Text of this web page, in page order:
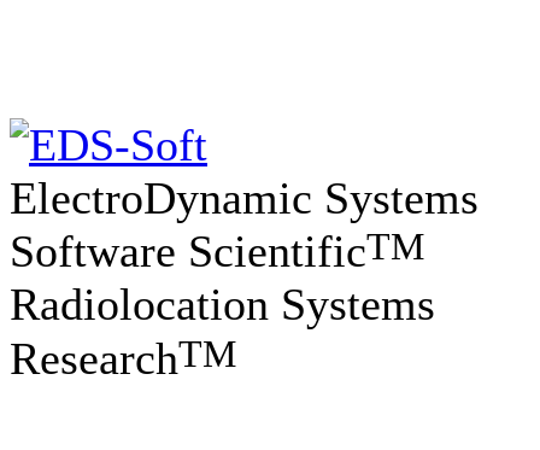
ElectroDynamic Systems
Software ScientificTM
Radiolocation Systems
ResearchTM